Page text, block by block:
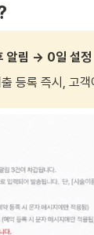
알림 → 0일 설정
등록 즉시, 고